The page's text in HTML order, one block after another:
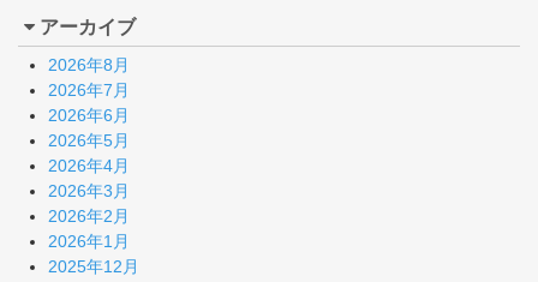
アーカイブ
2026年8月
2026年7月
2026年6月
2026年5月
2026年4月
2026年3月
2026年2月
2026年1月
2025年12月